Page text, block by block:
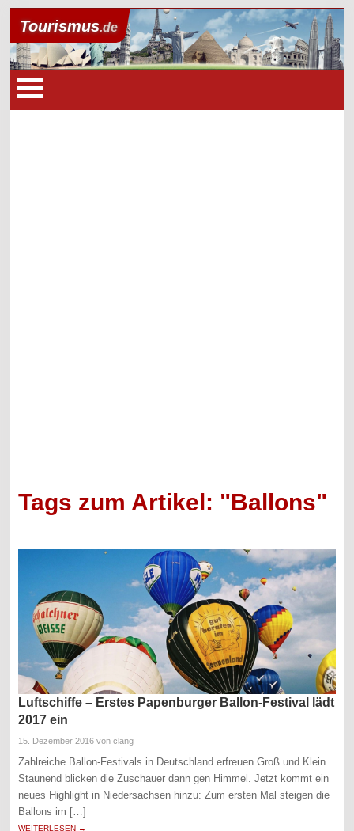
Tourismus.de
Tags zum Artikel: "Ballons"
Luftschiffe – Erstes Papenburger Ballon-Festival lädt
2017 ein
15. Dezember 2016 von clang
Zahlreiche Ballon-Festivals in Deutschland erfreuen Groß und Klein.
Staunend blicken die Zuschauer dann gen Himmel. Jetzt kommt ein
neues Highlight in Niedersachsen hinzu: Zum ersten Mal steigen die
Ballons im […]
WEITERLESEN →